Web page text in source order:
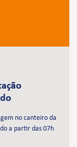
no canteiro da
a partir das 07h